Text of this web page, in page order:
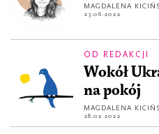
MAGDALENA
23.06.2022
OD REDAKCJI
Wokół
na pokój
MAGDALENA
28.02.2022